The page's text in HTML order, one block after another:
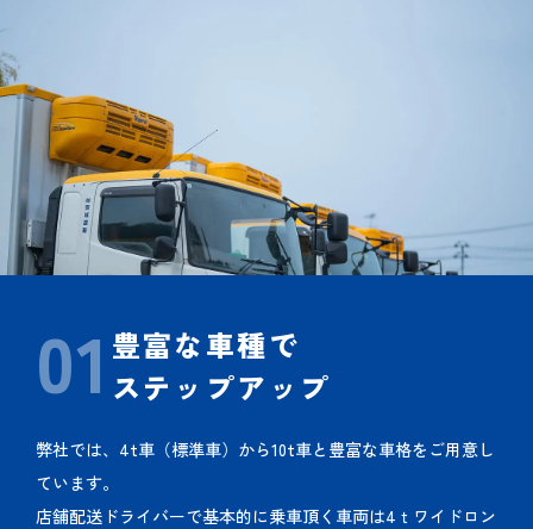
01 豊富な車種で
ステップアップ
弊社では、4t車（標準車）から10t車と豊富な車格をご用意し
ています。
店舗配送ドライバーで基本的に乗車頂く車両は4ｔワイドロン